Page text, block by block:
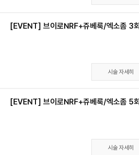
[EVENT] 브이로NRF+쥬베룩/엑소좀 3회
시술 자세히
[EVENT] 브이로NRF+쥬베룩/엑소좀 5회
시술 자세히